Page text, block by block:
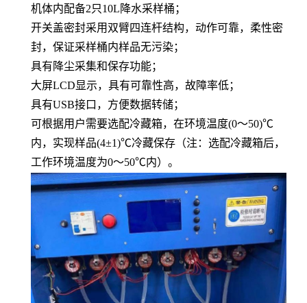
机体内配备2只10L 降水采样桶；
开关盖密封采用双臂四连杆结构，动作可靠，柔性密
封，保证采样桶内样品无污染；
具有降尘采集和保存功能；
大屏LCD显示，具有可靠性高，故障率低；
具有USB接口，方便数据转储；
可根据用户需要选配冷藏箱，在环境温度(0～50)℃
内，实现样品(4±1)℃冷藏保存（注：选配冷藏箱后，
工作环境温度为0～50℃内）。